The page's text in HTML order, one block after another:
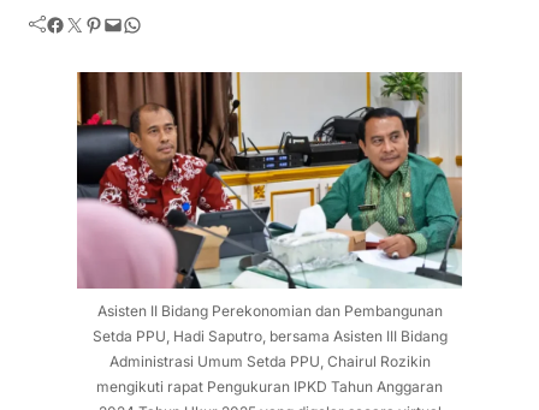
Facebook Twitter Pinterest Mail WhatsApp
Asisten II Bidang Perekonomian dan Pembangunan
Setda PPU, Hadi Saputro, bersama Asisten III Bidang
Administrasi Umum Setda PPU, Chairul Rozikin
mengikuti rapat Pengukuran IPKD Tahun Anggaran